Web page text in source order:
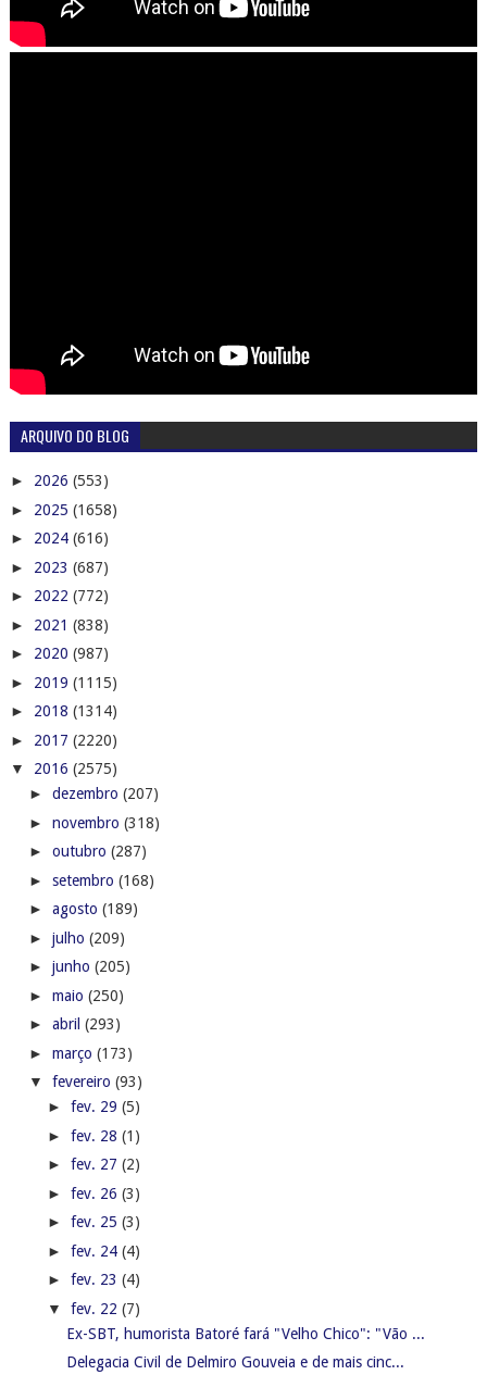
ARQUIVO DO BLOG
► 2026 (553)
► 2025 (1658)
► 2024 (616)
► 2023 (687)
► 2022 (772)
► 2021 (838)
► 2020 (987)
► 2019 (1115)
► 2018 (1314)
► 2017 (2220)
▼ 2016 (2575)
► dezembro (207)
► novembro (318)
► outubro (287)
► setembro (168)
► agosto (189)
► julho (209)
► junho (205)
► maio (250)
► abril (293)
► março (173)
▼ fevereiro (93)
► fev. 29 (5)
► fev. 28 (1)
► fev. 27 (2)
► fev. 26 (3)
► fev. 25 (3)
► fev. 24 (4)
► fev. 23 (4)
▼ fev. 22 (7)
Ex-SBT, humorista Batoré fará "Velho Chico": "Vão ...
Delegacia Civil de Delmiro Gouveia e de mais cinc...